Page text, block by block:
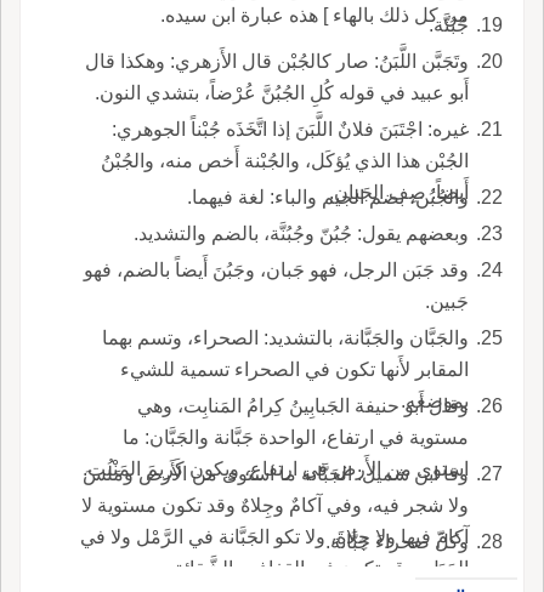
من كل ذلك بالهاء ] هذه عبارة ابن سيده.
جُبُنَّة.
وتَجَبَّن اللَّبَنُ: صار كالجُبْن قال الأَزهري: وهكذا قال
أَبو عبيد في قوله كُلِ الجُبُنَّ عُرْضاً، بتشدي النون.
غيره: اجْتَبَنَ فلانٌ اللَّبَنَ إذا اتَّخَذَه جُبْناً الجوهري:
الجُبْن هذا الذي يُؤكَل، والجُبْنة أَخص منه، والجُبْنُ
أَيضاً: صِف الجَبان.
والجُبُن، بضم الجيم والباء: لغة فيهما.
وبعضهم يقول: جُبُنّ وجُبُنَّة، بالضم والتشديد.
وقد جَبَن الرجل، فهو جَبان، وجَبُنَ أَيضاً بالضم، فهو
جَبين.
والجَبَّان والجَبَّانة، بالتشديد: الصحراء، وتسم بهما
المقابر لأَنها تكون في الصحراء تسمية للشيء
بموضعه.
وقال أَبو حنيفة الجَبابِينُ كِرامُ المَنابِت، وهي
مستوية في ارتفاع، الواحدة جَبَّانة والجَبَّان: ما
استوى من الأَرض في ارتفاع، ويكون كَريمَ المَنْبت.
وقا ابن شميل: الجَبَّانة ما استوى من الأَرض ومَلُسَ
ولا شجر فيه، وفي آكامٌ وجِلاهٌ وقد تكون مستوية لا
آكامَ فيها ولا جِلاةَ، ولا تكو الجَبَّانة في الرَّمْل ولا في
الجَبَل، وقد تكون في القِفاف والشَّقائق.
وكلّ صحراءَ جَبَّانة.